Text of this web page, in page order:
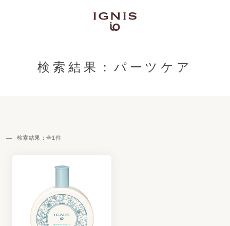
検索結果：パーツケア
検索結果：全1 件